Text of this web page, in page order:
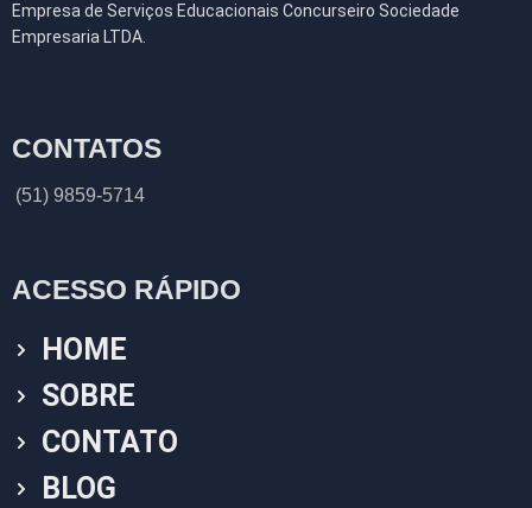
Empresa de Serviços Educacionais Concurseiro Sociedade
Empresaria LTDA.
CONTATOS
(51) 9859-5714
ACESSO RÁPIDO
HOME
SOBRE
CONTATO
BLOG